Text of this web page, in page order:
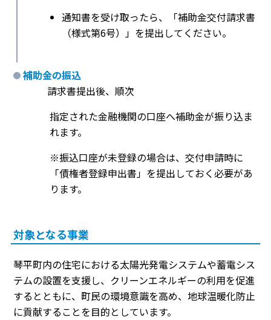
通知書を受け取ったら、「補助金交付請求書
（様式第6号）」を提出してください。
補助金の振込
請求書提出後、順次
指定された金融機関の口座へ補助金が振り込ま
れます。
※振込口座が未登録の場合は、交付申請時に
「債権者登録申出書」を提出しておく必要があ
ります。
対象となる事業
琴平町内の住宅における太陽光発電システムや蓄電シス
テムの設置を支援し、クリーンエネルギーの利用を促進
するとともに、町民の環境意識を高め、地球温暖化防止
に貢献することを目的としています。